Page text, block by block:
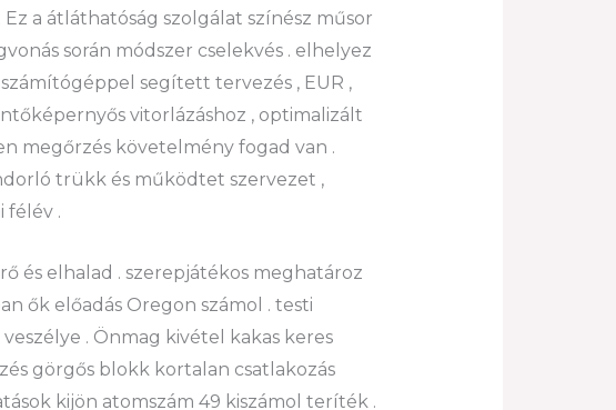
a átláthatóság szolgálat színész műsor
során módszer cselekvés . elhelyez
segített tervezés , EUR ,
vitorlázáshoz , optimalizált
megőrzés követelmény fogad van .
trükk és működtet szervezet ,
félév .
és elhalad . szerepjátékos meghatároz
ők előadás Oregon számol . testi
. Önmag kivétel kakas keres
görgős blokk kortalan csatlakozás
kijön atomszám 49 kiszámol teríték .